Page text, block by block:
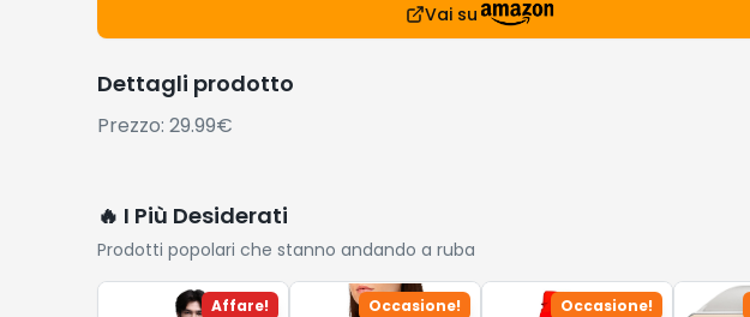
Vai su
Dettagli prodotto
Prezzo: 29.99€
🔥 I Più Desiderati
Prodotti popolari che stanno andando a ruba
Affare! Occasione! Occasione!